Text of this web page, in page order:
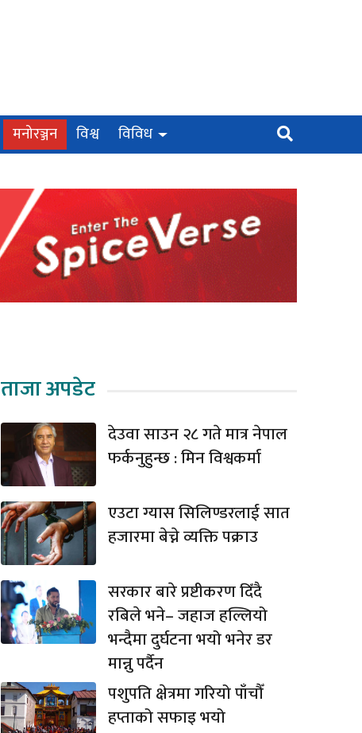
मनोरञ्जन विश्व विविध
ताजा अपडेट
देउवा साउन २८ गते मात्र नेपाल
फर्कनुहुन्छ : मिन विश्वकर्मा
एउटा ग्यास सिलिण्डरलाई सात
हजारमा बेच्ने व्यक्ति पक्राउ
सरकार बारे प्रष्टीकरण दिँदै
रबिले भने– जहाज हल्लियो
भन्दैमा दुर्घटना भयो भनेर डर
मान्नु पर्दैन
पशुपति क्षेत्रमा गरियो पाँचौँ
हप्ताको सफाइ भयो